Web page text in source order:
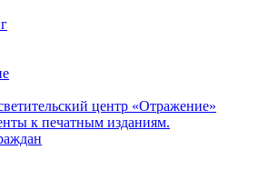
центр «Отражение»
к печатным изданиям.